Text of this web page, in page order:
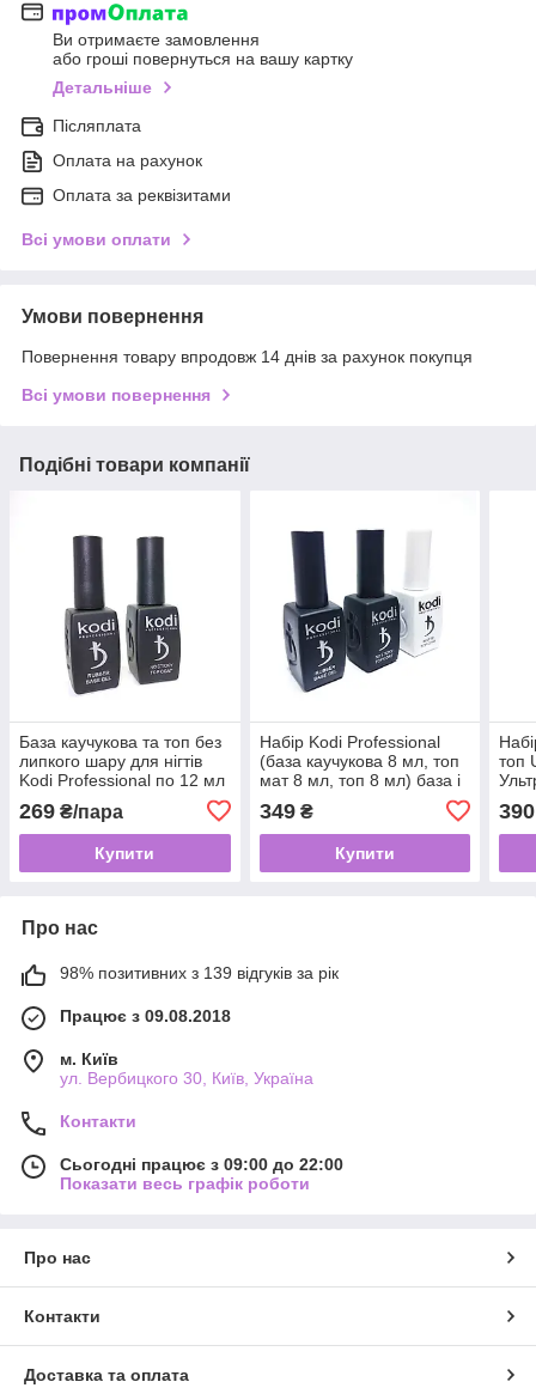
Ви отримаєте замовлення
або гроші повернуться на вашу картку
Детальніше
Післяплата
Оплата на рахунок
Оплата за реквізитами
Всі умови оплати
Умови повернення
Повернення товару впродовж 14 днів за рахунок покупця
Всі умови повернення
Подібні товари компанії
База каучукова та топ без
липкого шару для нігтів
Kodi Professional по 12 мл
269 ₴/пара
Купити
Набір Kodi Professional
(база каучукова 8 мл, топ
мат 8 мл, топ 8 мл) база і
349₴
Купити
топ
390
Про нас
98% позитивних з 139 відгуків за рік
Працює з 09.08.2018
м. Київ
ул. Вербицкого 30, Київ, Україна
Контакти
Сьогодні працює з 09:00 до 22:00
Показати весь графік роботи
Про нас
Контакти
Доставка та оплата